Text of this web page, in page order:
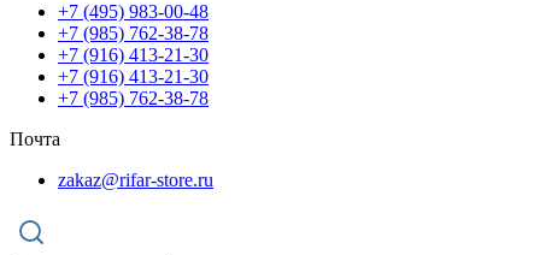
+7 (495) 983-00-48
+7 (985) 762-38-78
+7 (916) 413-21-30
+7 (916) 413-21-30
+7 (985) 762-38-78
Почта
zakaz@rifar-store.ru